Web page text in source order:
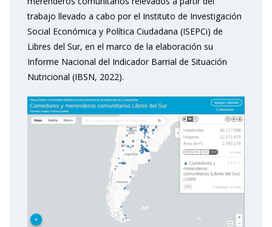
trabajo llevado a cabo por el Instituto de Investigación
Social Económica y Política Ciudadana (ISEPCi) de
Libres del Sur, en el marco de la elaboración su
Informe Nacional del Indicador Barrial de Situación
Nutricional (IBSN, 2022).